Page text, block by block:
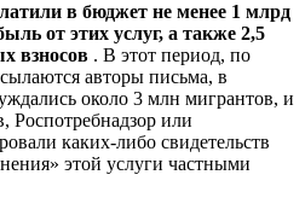
в бюджет не менее 1 млрд
от этих услуг, а также 2,5
взносов . В этот период, по
авторы письма, в
около 3 млн мигрантов, и
или
каких-либо свидетельств
этой услуги частными